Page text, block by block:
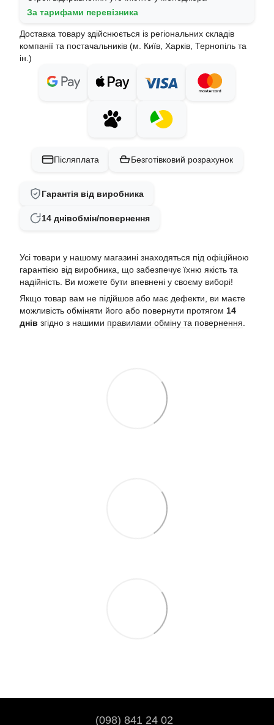
За тарифами перевізника
Доставка товару здійснюється із регіональних складів
компанії та постачальників (м. Київ, Харків, Тернопіль та
ін.)
Післяплата Безготівковий розрахунок
Гарантія від виробника
14 днівобмін/повернення
Усі товари у нашому магазині знаходяться під офіційною
гарантією від виробника, що забезпечує їхню якість та
надійність. Ви можете бути впевнені у своєму виборі!
Якщо товар вам не підійшов або має дефекти, ви маєте
можливість обміняти його або повернути протягом 14
днів згідно з нашими правилами обміну та повернення
(098) 841 24 02